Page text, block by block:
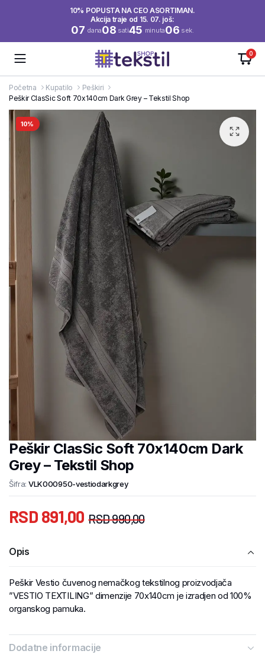
10% POPUSTA NA CEO ASORTIMAN.
Akcija traje od 15. 07. još:
07 dana08 sati45 minuta05 sek.
0
Početna Kupatilo
Peškiri
Peškir ClasSic Soft 70x140cm Dark Grey – Tekstil Shop
10%
Peškir ClasSic Soft 70x140cm Dark
Grey – Tekstil Shop
Šifra: VLK000950-vestiodarkgrey
RSD990,00
RSD 891,00
Opis
Peškir Vestio čuvenog nemačkog tekstilnog proizvodjača
”VESTIO TEXTILING” dimenzije 70x140cm je izradjen od 100%
organskog pamuka.
Dodatne informacije